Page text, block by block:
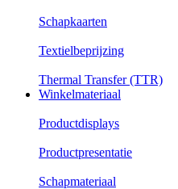
Schapkaarten
Textielbeprijzing
Thermal Transfer (TTR)
Winkelmateriaal
Productdisplays
Productpresentatie
Schapmateriaal